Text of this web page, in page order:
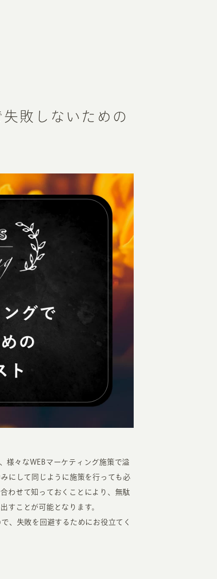
のホームページ制作
イアント専属チームによる戦略会議
専門のライターがすべての原稿を執筆
敗しないための
様々なWEBマーケティング施策で溢
にして同じように施策を行っても必
わせて知っておくことにより、無駄
すことが可能となります。
、失敗を回避するためにお役立てく